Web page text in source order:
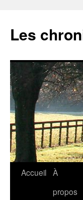
contenu
Les
Accueil À
propos